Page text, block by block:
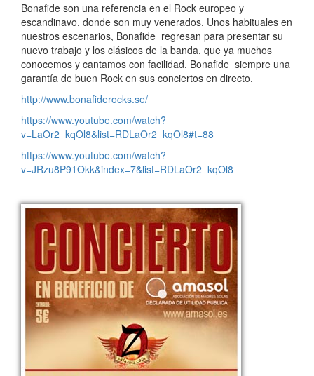
Bonafide son una referencia en el Rock europeo y
escandinavo, donde son muy venerados. Unos habituales en
nuestros escenarios, Bonafide regresan para presentar su
nuevo trabajo y los clásicos de la banda, que ya muchos
conocemos y cantamos con facilidad. Bonafide siempre una
garantía de buen Rock en sus conciertos en directo.
http://www.bonafiderocks.se/
https://www.youtube.com/watch?
v=LaOr2_kqOl8&list=RDLaOr2_kqOl8#t=88
https://www.youtube.com/watch?
v=JRzu8P91Okk&index=7&list=RDLaOr2_kqOl8